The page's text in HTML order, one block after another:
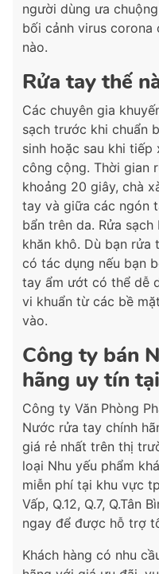
người dùng ưa
bối cảnh virus corona
nào.
Rửa tay thế
Các chuyên gia
sạch trước khi chuẩn
sinh hoặc sau khi
công cộng. Thời gian
khoảng 20 giây, chà
tay và giữa các ngón
bẩn trên da. Rửa
khăn khô. Dù bạn rửa
có tác dụng nếu bạn
tay ẩm ướt có thể dễ
vi khuẩn từ các bề
vào.
Công ty bán
hãng uy tín
Công ty Văn Phòng
Nước rửa tay chính
giá rẻ nhất trên thị
loại Nhu yếu phẩm
miễn phí tại khu vực
Vấp, Q.12, Q.7, Q.Tân
ngay để được hỗ trợ
Khách hàng có nhu